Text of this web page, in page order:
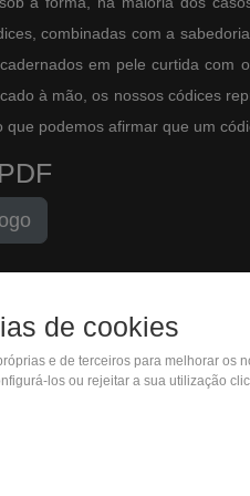
combinadas com a
em pele curtida com
à mão, os nossos códices
que podemos afirmar que um
402 091
de cookies
e de terceiros para melhorar os
los ou rejeitar a sua utilização